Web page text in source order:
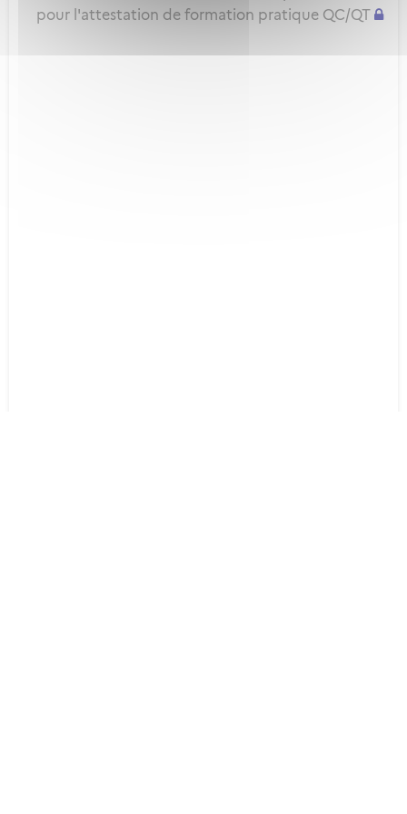
pour l'attestation de formation pratique QC/QT